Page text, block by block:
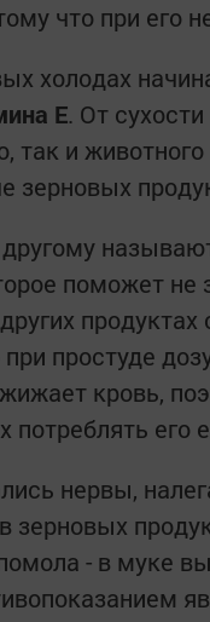
что при его
холодах
Е. От
так и
зерновых
поможет не
простуде
кровь,
потреблять его
нервы,
зерновых
- в муке